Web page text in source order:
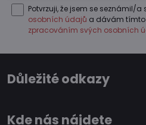
Potvrzuji, že jsem se seznámil/a
osobních údajů a dávám tímto
zpracováním svých osobních
Důležité odkazy
Kde nás nájdete